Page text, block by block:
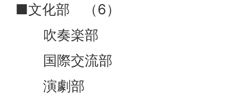
■文化部 （6）
吹奏楽部
国際交流部
演劇部